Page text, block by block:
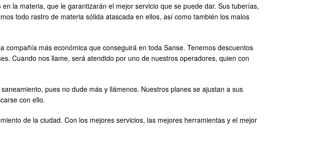
en la materia, que le garantizarán el mejor servicio que se puede dar. Sus tuberías,
todo rastro de materia sólida atascada en ellos, así como también los malos
más económica que conseguirá en toda Sanse. Tenemos descuentos
Cuando nos llame, será atendido por uno de nuestros operadores, quien con
pues no dude más y llámenos. Nuestros planes se ajustan a sus
con ello.
de la ciudad. Con los mejores servicios, las mejores herramientas y el mejor